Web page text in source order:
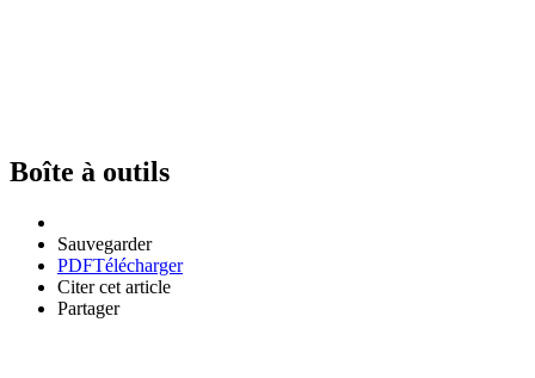
Boîte à outils
Sauvegarder
PDFTélécharger
Citer cet article
Partager